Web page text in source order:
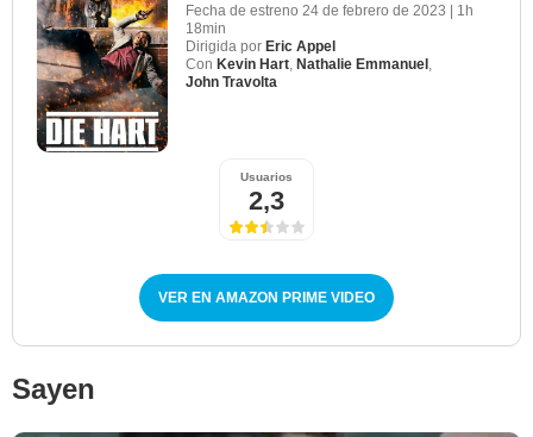
Fecha de estreno 24 de febrero de 2023 | 1h
18min
Dirigida por Eric Appel
Con Kevin Hart, Nathalie Emmanuel,
John Travolta
Usuarios
2,3
VER EN AMAZON PRIME VIDEO
Sayen